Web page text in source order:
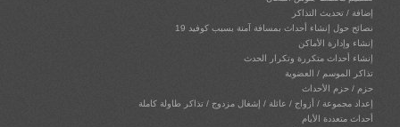
إضافة / تحديث التذاكر
نصائح حول إنشاء أحداث بمسافة آمنة بسبب كوفيد 19
إنشاء وإدارة الأماكن
إنشاء أحداث متكررة وتكرار الحدث
تذاكر الموسم / العضوية
حزم / حزم الأحداث
إعداد مجموعة / أزواج / عائلة / إشغال مزدوج / تذاكر طاولة كاملة
أحداث متعددة الأيام